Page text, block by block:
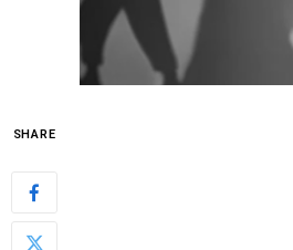
SHARE